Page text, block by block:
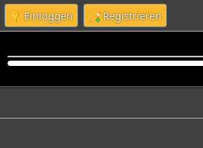
Einloggen Registrieren